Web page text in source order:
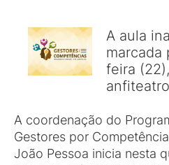
A aula
marcada
feira
anfiteatro
A coordenação do
Gestores por
João Pessoa inicia nesta